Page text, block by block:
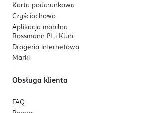
Karta podarunkowa
Czyściochowo
Aplikacja mobilna
Rossmann PL i Klub
Drogeria internetowa
Marki
Obsługa klienta
FAQ